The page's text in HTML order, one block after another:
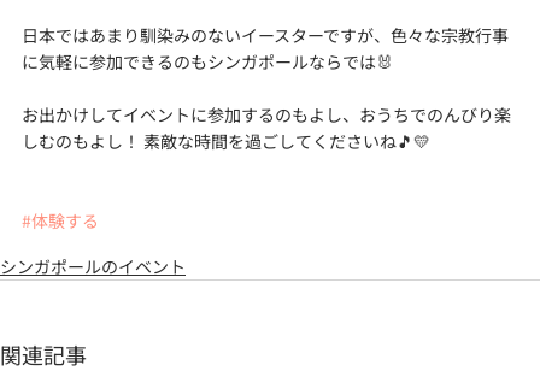
日本ではあまり馴染みのないイースターですが、色々な宗教行事
に気軽に参加できるのもシンガポールならでは🐰
お出かけしてイベントに参加するのもよし、おうちでのんびり楽
しむのもよし！ 素敵な時間を過ごしてくださいね🎵💛
#体験する
シンガポールのイベント
関連記事